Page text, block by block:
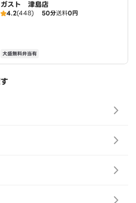
ガスト 津島店
4.2(448) 50分送料0円
大盛無料弁当有